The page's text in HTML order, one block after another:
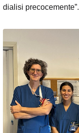
dialisi precocemente”.